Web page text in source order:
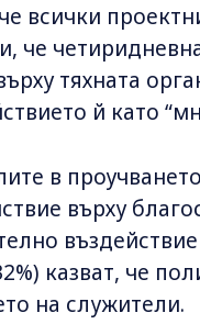
всички
че
тяхната
й като
в
върху
казват, че
на служители.